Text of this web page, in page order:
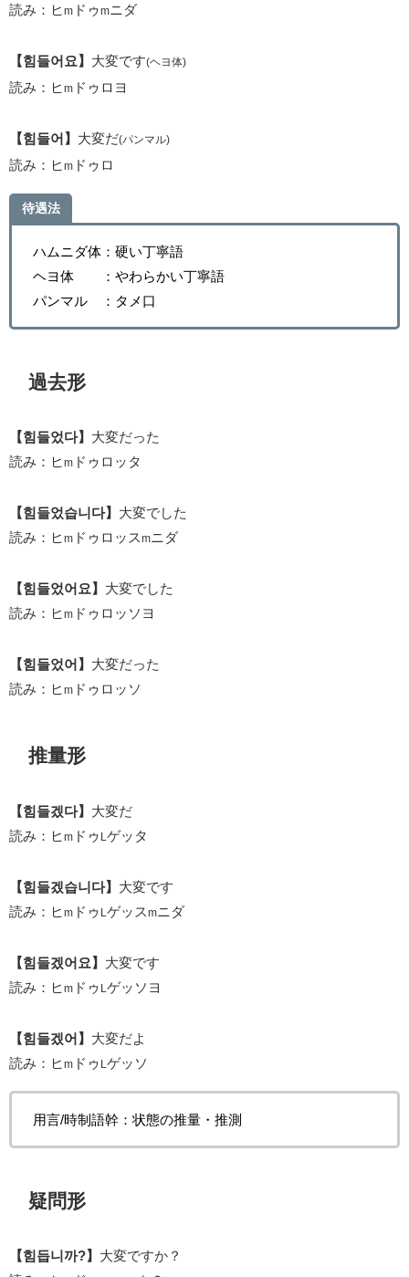
読み：ヒ m ドゥm ニダ
【힘들어요】 大変です(ヘヨ体)
読み：ヒ m ドゥロヨ
【힘들어】 大変だ(パンマル)
読み：ヒ m ドゥロ
待遇法
ハムニダ体：硬い丁寧語
ヘヨ体 ：やわらかい丁寧語
パンマル ：タメ口
過去形
【힘들었다】 大変だった
読み：ヒ m ドゥロッタ
【힘들었습니다】 大変でした
読み：ヒ m ドゥロッスmニダ
【힘들었어요】 大変でした
読み：ヒ m ドゥロッソヨ
【힘들었어】 大変だった
読み：ヒ m ドゥロッソ
推量形
【힘들겠다】 大変だ
読み：ヒ m ドゥ ゲッタ
【힘들겠습니다】 大変です
読み：ヒ m ドゥ ゲッス m ニダ
【힘들겠어요】 大変です
読み：ヒ m ドゥ ゲッソヨ
【힘들겠어】 大変だよ
読み：ヒ m ドゥ ゲッソ
用言/時制語幹：状態の推量・推測
疑問形
【힘듭니까?】 大変ですか？